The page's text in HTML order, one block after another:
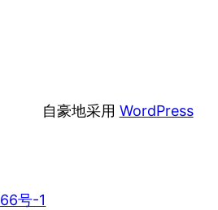
自豪地采用 WordPress
号-1